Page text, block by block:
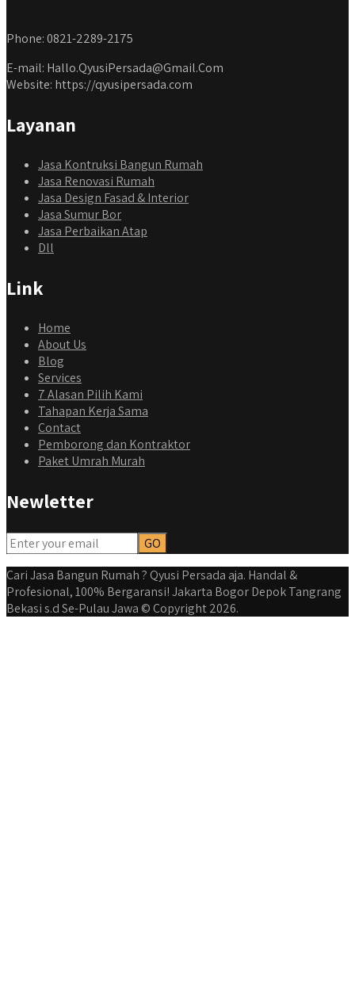
Phone: 0821-2289-2175
E-mail: Hallo.QyusiPersada@Gmail.Com
Website: https://qyusipersada.com
Layanan
Jasa Kontruksi Bangun Rumah
Jasa Renovasi Rumah
Jasa Design Fasad & Interior
Jasa Sumur Bor
Jasa Perbaikan Atap
Dll
Link
Home
About Us
Blog
Services
7 Alasan Pilih Kami
Tahapan Kerja Sama
Contact
Pemborong dan Kontraktor
Paket Umrah Murah
Newletter
Cari Jasa Bangun Rumah ? Qyusi Persada aja. Handal &
Profesional, 100% Bergaransi! Jakarta Bogor Depok Tangrang
Bekasi s.d Se-Pulau Jawa © Copyright 2026.